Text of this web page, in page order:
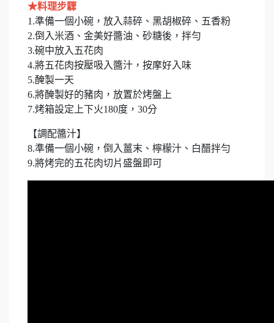
★料理步驟
1.準備一個小碗，放入蒜碎、黑胡椒碎、五香粉
2.倒入米酒、金美好醬油、砂糖後，拌勻
3.碗中放入五花肉
4.將五花肉按壓吸入醬汁，按摩好入味
5.醃製一天
6.將醃製好的豬肉，放置於烤盤上
7.烤箱設定上下火180度，30分
【調配醬汁】
8.準備一個小碗，倒入薑末、檸檬汁、白醋拌勻
9.將烤完的五花肉切片盛盤即可